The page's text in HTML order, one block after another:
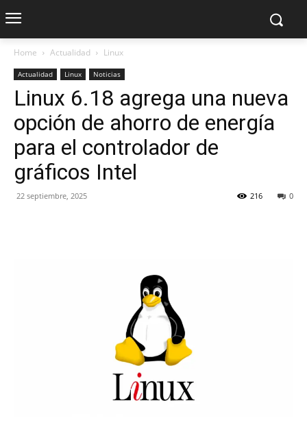
Home Actualidad Linux
Actualidad Linux Noticias
Linux 6.18 agrega una nueva
opción de ahorro de energía
para el controlador de
gráficos Intel
22 septiembre, 2025 0
216